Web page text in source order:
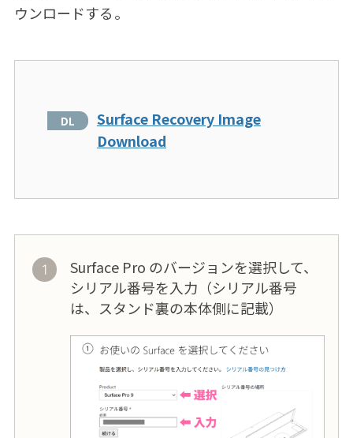
ウンロードする。
Surface Recovery Image
Download
Surface Pro のバージョンを選択して、
シリアル番号を入力（シリアル番号
は、スタンド裏の本体側に記載）